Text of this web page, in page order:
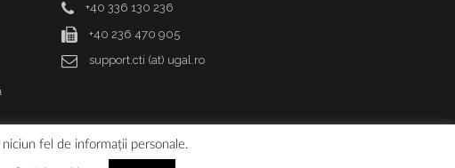
+40 336 130 236
+40 236 470 905
support.cti (at) ugal.ro
fel de informații personale.